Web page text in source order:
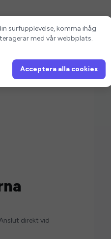
direkt vid
surfupplevelse, komma ihåg
med vår webbplats.
Acceptera alla cookies